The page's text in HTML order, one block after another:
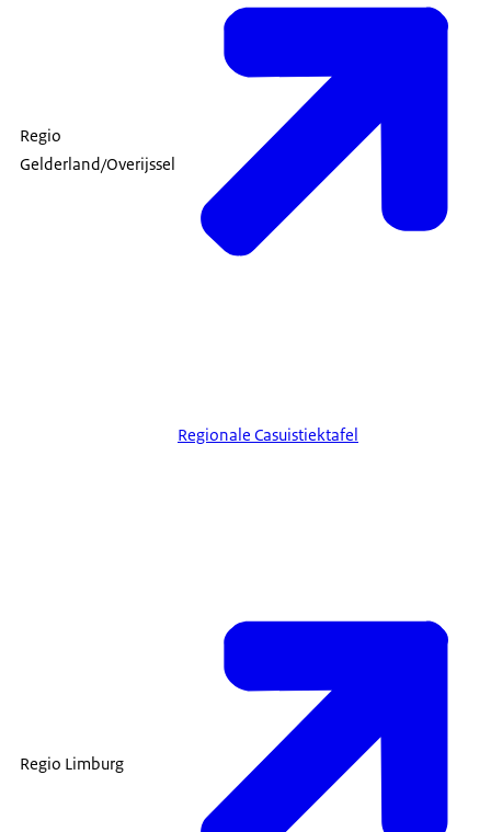
Regio
Gelderland/Overijssel
Regionale Casuistiektafel
Regio Limburg